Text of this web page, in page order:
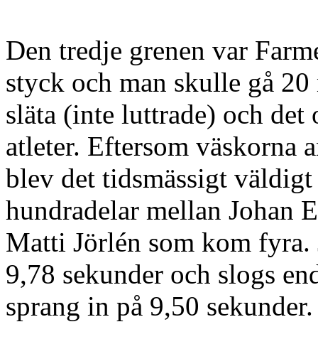
Den tredje grenen var
styck och man skulle gå
släta (inte luttrade) och det
atleter. Eftersom väskorna
blev det tidsmässigt
hundradelar mellan Johan
Matti Jörlén som kom fyra.
9,78 sekunder och slogs
sprang in på 9,50 sekunder.